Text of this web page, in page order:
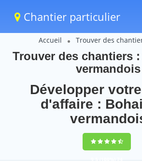
Chantier particulier
Accueil Trouver des
Trouver des chantiers
vermandois
Développer
d'affaire :
9,5(100%)74